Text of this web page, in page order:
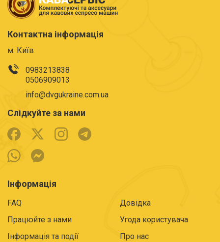
Контактна інформація
м. Київ
0983213838
0506909013
info@dvgukraine.com.ua
Слідкуйте за нами
Інформація
FAQ
Довідка
Працюйте з нами
Угода користувача
Інформація та події
Про нас